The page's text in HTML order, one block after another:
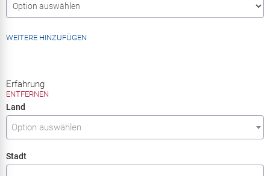
WEITERE HINZUFÜGEN
Erfahrung
ENTFERNEN
Land
auswählen
Option auswählen
Stadt